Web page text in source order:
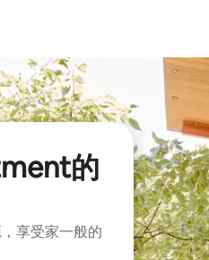
的
享受家一般的